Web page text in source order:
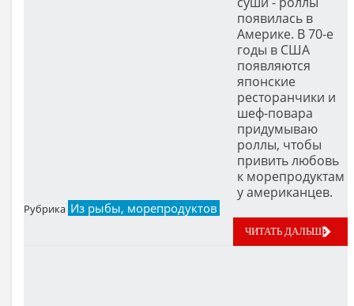
появилась в
Америке. В 70-е
годы в США
появляются
японские
ресторанчики и
шеф-повара
придумываю
роллы, чтобы
привить любовь
к морепродуктам
у американцев.
Рубрика Из рыбы, морепродуктов
ЧИТАТЬ ДАЛЬШЕ